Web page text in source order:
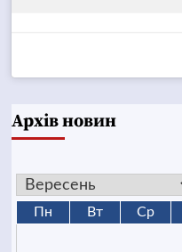
Архів новин
Пн Вт Ср